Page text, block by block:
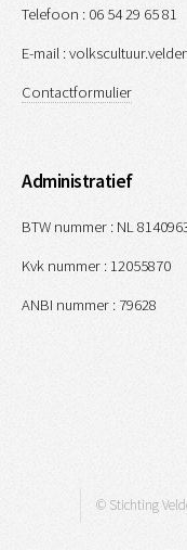
Telefoon : 06 54 29 65 81
E-mail :
Contactformulier
Administratief
BTW nummer : NL
Kvk nummer : 12055870
ANBI nummer : 79628
© Stichting